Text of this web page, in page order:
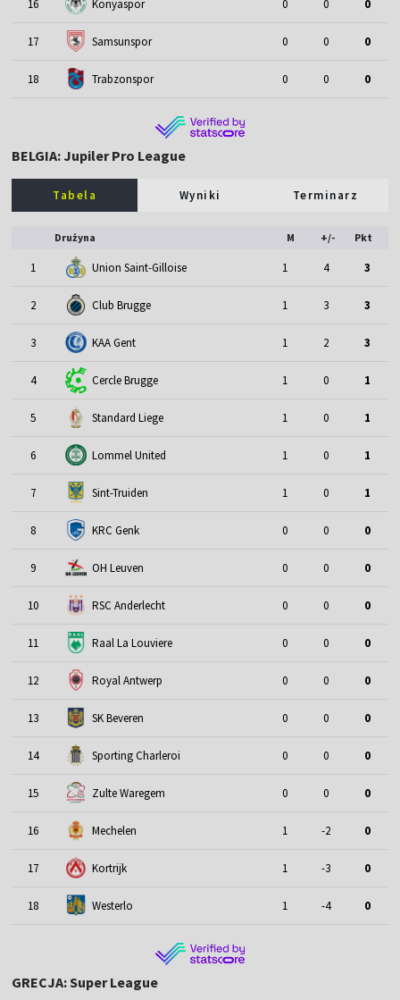
16 Konyaspor 0 0 0
17 Samsunspor 0 0 0
18 Trabzonspor 0 0 0
BELGIA: Jupiler Pro League
Tabela Wyniki Terminarz
Drużyna M +/- Pkt
1 Union Saint-Gilloise 1 4 3
2 Club Brugge 1 3 3
3 KAA Gent 1 2 3
4 Cercle Brugge 1 0 1
5 Standard Liege 1 0 1
6 Lommel United 1 0 1
7 Sint-Truiden 1 0 1
8 KRC Genk 0 0 0
9 OH Leuven 0 0 0
10 RSC Anderlecht 0 0 0
11 Raal La Louviere 0 0 0
12 Royal Antwerp 0 0 0
13 SK Beveren 0 0 0
14 Sporting Charleroi 0 0 0
15 Zulte Waregem 0 0 0
16 Mechelen 1 -2 0
17 Kortrijk 1 -3 0
18 Westerlo 1 -4 0
GRECJA: Super League